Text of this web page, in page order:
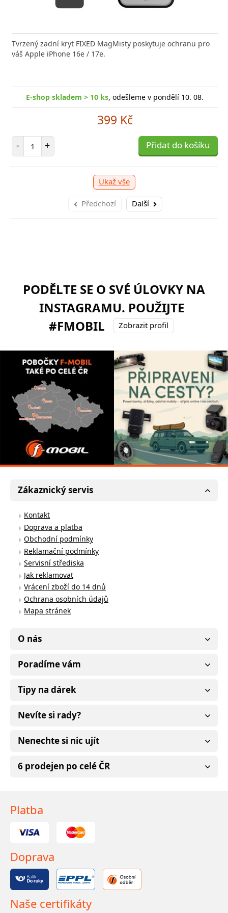
Tvrzený zadní kryt FIXED MagMisty poskytuje ochranu pro
váš Apple iPhone 16e / 17e.
E-shop skladem > 10 ks, odešleme v pondělí 10. 08.
399 Kč
- Počet položek
+ Přidat do košíku
Ukaž vše
Předchozí Další
FIXED zajistí rychlé a bezpečné nabíjení
moderního smartphonu,
skladem > 10 ks, odešleme v pondělí 10. 08.
položek Přidat do košíku -
PODĚLTE SE O SVÉ ÚLOVKY NA
INSTAGRAMU. POUŽIJTE
#FMOBIL
Zobrazit profil
Zákaznický servis
Kontakt
Doprava a platba
Obchodní podmínky
Reklamační podmínky
Servisní střediska
Jak reklamovat
Vrácení zboží do 14 dnů
Ochrana osobních údajů
Mapa stránek
O nás
Poradíme vám
Tipy na dárek
Nevíte si rady?
Nenechte si nic ujít
6 prodejen po celé ČR
Platba
Doprava
Naše certifikáty